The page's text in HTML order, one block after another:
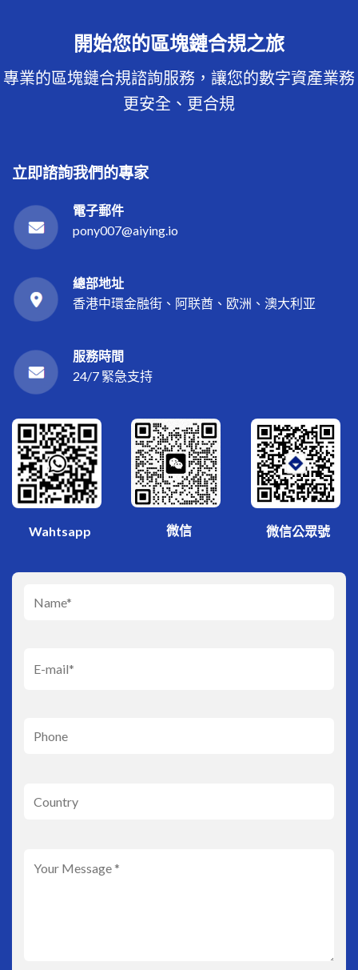
開始您的區塊鏈合規之旅
專業的區塊鏈合規諮詢服務，讓您的數字資產業務
更安全、更合規
立即諮詢我們的專家
電子郵件
pony007@aiying.io
總部地址
香港中環金融街、阿联酋、欧洲、澳大利亚
服務時間
24/7 緊急支持
Wahtsapp 微信 微信公眾號